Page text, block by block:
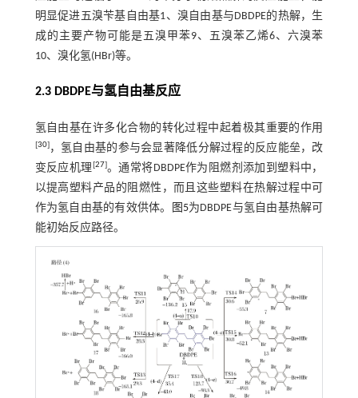
明显促进五溴苄基自由基1、溴自由基与DBDPE的热解，生
成的主要产物可能是五溴甲苯9、五溴苯乙烯6、六溴苯
10、溴化氢(HBr)等。
2.3 DBDPE与氢自由基反应
氢自由基在许多化合物的转化过程中起着极其重要的作用
[30]，氢自由基的参与会显著降低分解过程的反应能垒，改
变反应机理[27]。通常将DBDPE作为阻燃剂添加到塑料中，
以提高塑料产品的阻燃性，而且这些塑料在热解过程中可
作为氢自由基的有效供体。
图5为DBDPE与氢自由基热解可
能初始反应路径。